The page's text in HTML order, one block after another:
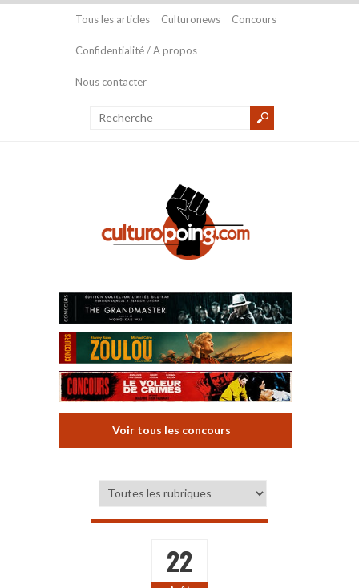
Tous les articles Culturonews Concours
Confidentialité / A propos
Nous contacter
Voir tous les concours
22